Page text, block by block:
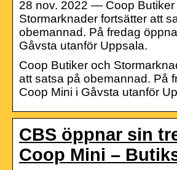
28 nov. 2022 — Coop Butiker
Stormarknader fortsätter att
obemannad. På fredag
Gåvsta utanför Uppsala.
Coop Butiker och
att satsa på obemannad. På
Coop Mini i Gåvsta utanför
CBS öppnar sin
Coop Mini –